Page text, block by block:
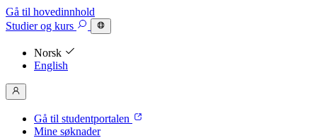
Gå til hovedinnhold
Studierog kurs
Norsk
English
Gå til studentportalen
Mine søknader